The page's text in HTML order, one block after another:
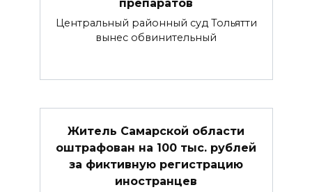
препаратов
Центральный районный суд Тольятти
вынес обвинительный
Житель Самарской области
оштрафован на 100 тыс. рублей
за фиктивную регистрацию
иностранцев